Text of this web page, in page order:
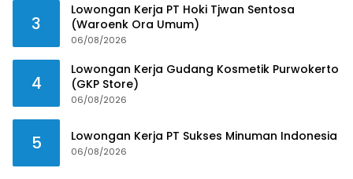
3
Lowongan Kerja PT Hoki Tjwan Sentosa
(Waroenk Ora Umum)
06/08/2026
4
Lowongan Kerja Gudang Kosmetik Purwokerto
(GKP Store)
06/08/2026
5 Lowongan Kerja PT Sukses Minuman Indonesia
06/08/2026